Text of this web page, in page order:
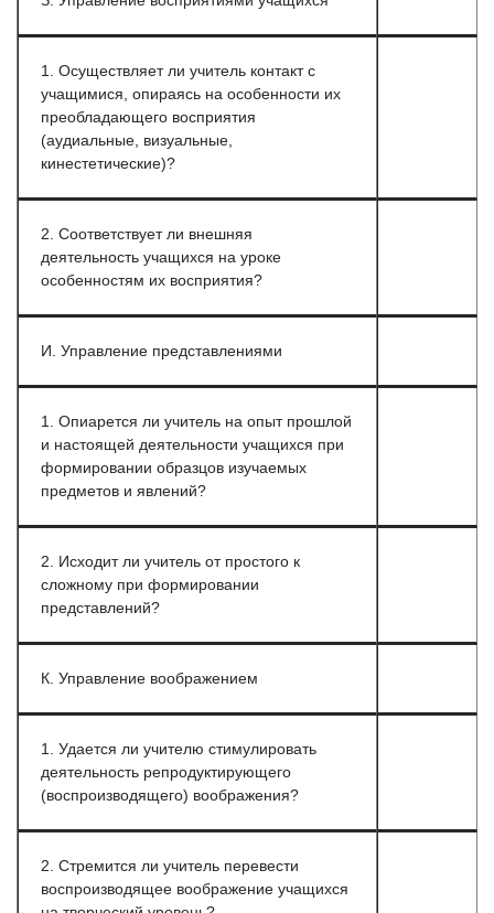
1. Осуществляет ли учитель контакт с
учащимися, опираясь на особенности их
преобладающего восприятия
(аудиальные, визуальные,
кинестетические)?
2. Соответствует ли внешняя
деятельность учащихся на уроке
особенностям их восприятия?
И. Управление представлениями
1. Опиарется ли учитель на опыт прошлой
и настоящей деятельности учащихся при
формировании образцов изучаемых
предметов и явлений?
2. Исходит ли учитель от простого к
сложному при формировании
представлений?
К. Управление воображением
1. Удается ли учителю стимулировать
деятельность репродуктирующего
(воспроизводящего) воображения?
2. Стремится ли учитель перевести
воспроизводящее воображение учащихся